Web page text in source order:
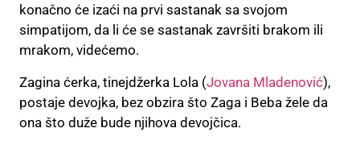
konačno će izaći na prvi sastanak sa svojom
simpatijom, da li će se sastanak završiti brakom ili
mrakom, videćemo.
Zagina ćerka, tinejdžerka Lola (Jovana Mladenović),
postaje devojka, bez obzira što Zaga i Beba žele da
ona što duže bude njihova devojčica.